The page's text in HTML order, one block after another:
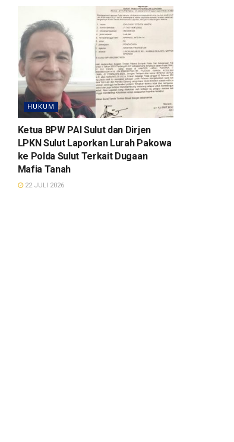
HUKUM
Ketua BPW PAI Sulut dan Dirjen
LPKN Sulut Laporkan Lurah Pakowa
ke Polda Sulut Terkait Dugaan
Mafia Tanah
22 JULI 2026